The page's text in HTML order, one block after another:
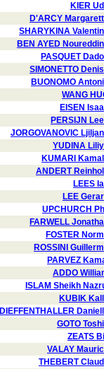
KIER
D'ARCY
SHARYKINA
BEN AYED
PASQUET
SIMONETTO
BUONOMO
WANG
EISEN
PERSIJN
JORGOVANOVIC
YUDINA
KUMARI
ANDERT
LEES
LEE
UPCHURCH
FARWELL
FOSTER
ROSSINI
PARVEZ
ADDO
ISLAM Sheikh
KUBIK
DIEFFENTHALLER
GOTO
ZEATS
VALAY
THEBERT